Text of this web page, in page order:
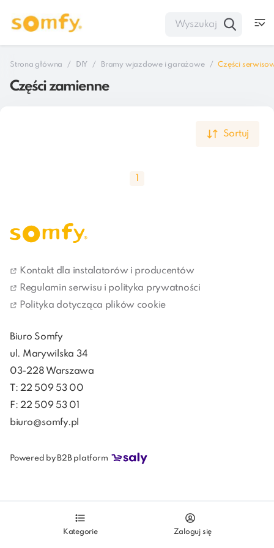
Kategorie Zaloguj się
Strona główna DIY Bramy wjazdowe i garażowe Części
Części zamienne
Sortuj
Kontakt dla instalatorów i producentów
Regulamin serwisu i polityka prywatności
Polityka dotycząca plików cookie
Biuro Somfy
ul. Marywilska 34
03-228 Warszawa
T: 22 509 53 00
F: 22 509 53 01
biuro@somfy.pl
Powered by B2B platform